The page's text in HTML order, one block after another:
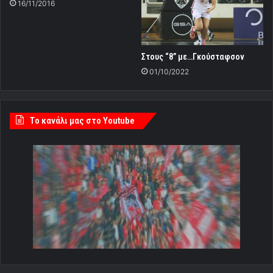
16/11/2016
Στους “8” με…Γκούσταφσον
01/10/2022
Tο κανάλι μας στο Youtube